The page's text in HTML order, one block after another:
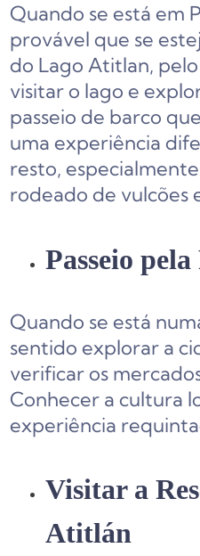
Quando se está em
provável que se
do Lago Atitlan,
visitar o lago e
passeio de barco
uma experiência
resto,
rodeado de vulcões
Passeio
Quando se está
sentido explorar a
verificar os
Conhecer a cultura
experiência
Visitar a
Atitlán